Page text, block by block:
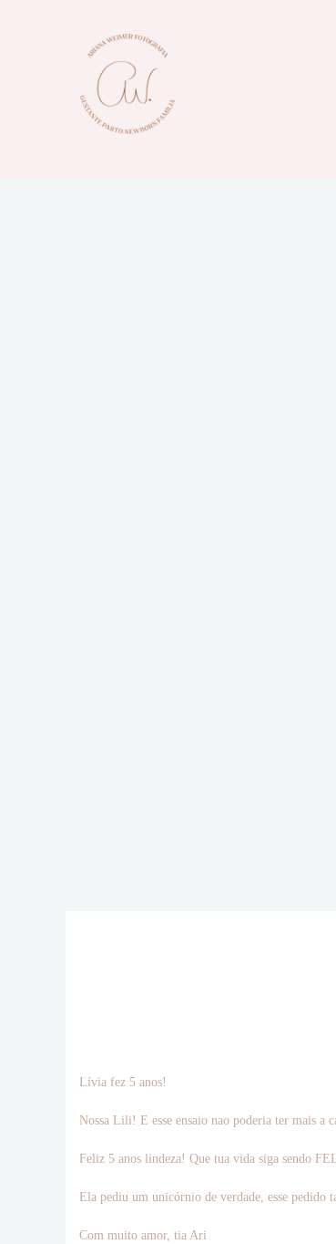
Lívia fez 5 anos!
Nossa Lili! E esse ensaio nao poderia ter mais a
Feliz 5 anos lindeza! Que tua vida siga sendo
Ela pediu um unicórnio de verdade, esse pedido
Com muito amor, tia Ari